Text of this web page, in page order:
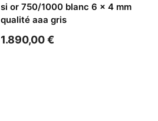
si or 750/1000 blanc 6 x 4 mm
qualité aaa gris
1.890,00€